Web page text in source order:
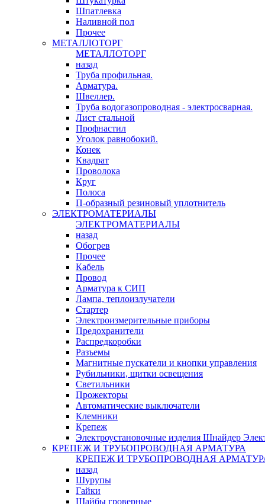
Шпатлевка
Наливной пол
Прочее
МЕТАЛЛОТОРГ
МЕТАЛЛОТОРГ
назад
Труба профильная.
Арматура.
Швеллер.
Труба водогазопроводная - электросварная.
Лист стальной
Профнастил
Уголок равнобокий.
Конек
Квадрат
Проволока
Круг
Полоса
П-образный резиновый уплотнитель
ЭЛЕКТРОМАТЕРИАЛЫ
ЭЛЕКТРОМАТЕРИАЛЫ
назад
Обогрев
Прочее
Кабель
Провод
Арматура к СИП
Лампа, теплоизлучатели
Стартер
Электроизмерительные приборы
Предохранители
Распредкоробки
Разъемы
Магнитные пускатели и кнопки управления
Рубильники, щитки освещения
Светильники
Прожекторы
Автоматические выключатели
Клемники
Крепеж
Электроустановочные изделия Шнайдер
КРЕПЕЖ И ТРУБОПРОВОДНАЯ АРМАТУРА
КРЕПЕЖ И ТРУБОПРОВОДНАЯ
назад
Шурупы
Гайки
Шайбы гроверные